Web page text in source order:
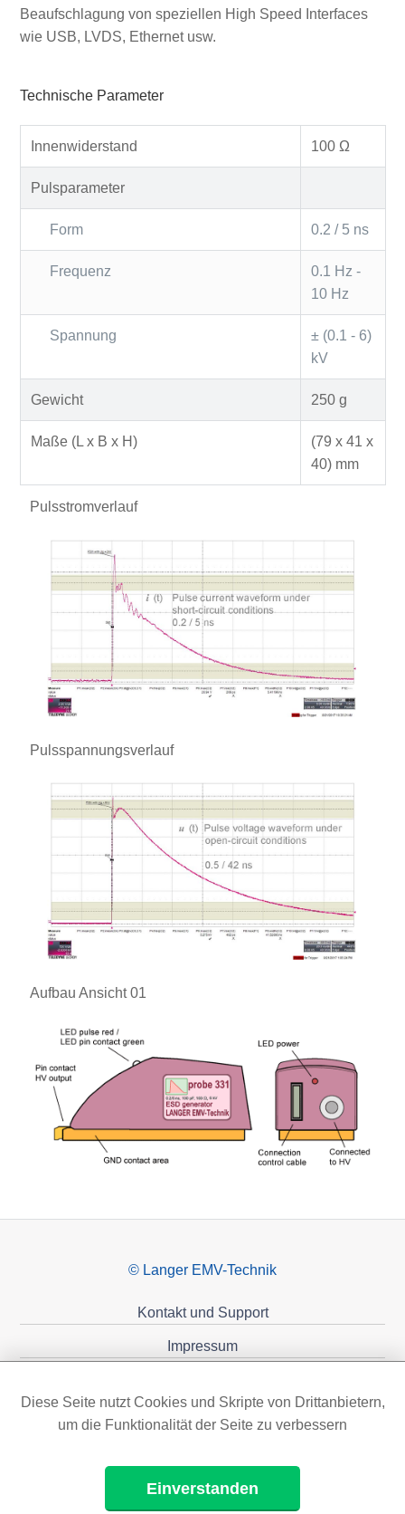
Beaufschlagung von speziellen High Speed Interfaces
wie USB, LVDS, Ethernet usw.
Technische Parameter
Innenwiderstand 100 Ω
Pulsparameter
Form 0.2 / 5 ns
Frequenz
0.1 Hz -
10 Hz
Spannung
± (0.1 - 6)
kV
Gewicht 250 g
Maße (L x B x H)
(79 x 41 x
40) mm
Pulsstromverlauf
Pulsspannungsverlauf
Aufbau Ansicht 01
© Langer EMV-Technik
Kontakt und Support
Impressum
Diese Seite nutzt Cookies und Skripte von Drittanbietern,
um die Funktionalität der Seite zu verbessern
Einverstanden